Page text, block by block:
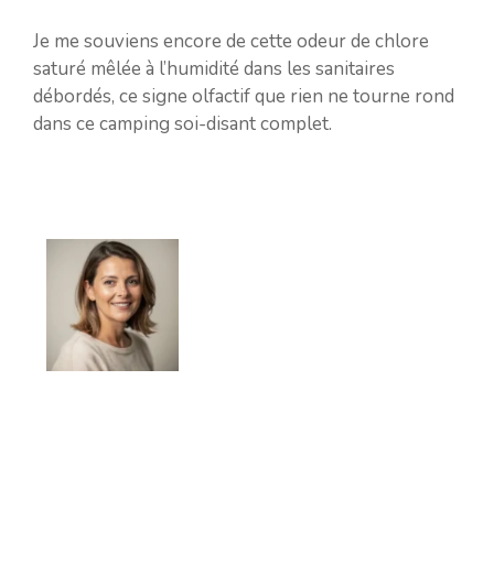
Je me souviens encore de cette odeur de chlore
saturé mêlée à l’humidité dans les sanitaires
débordés, ce signe olfactif que rien ne tourne rond
dans ce camping soi-disant complet.